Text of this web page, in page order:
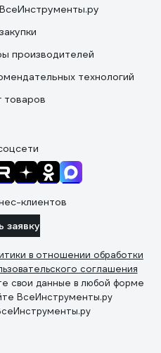
производителей
технологий
товаров
клиентов
заявку
в отношении обработки
соглашения
свои данные в любой форме
ВсеИнструменты.ру